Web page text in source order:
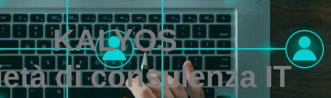
KALYOS
di consulenza IT